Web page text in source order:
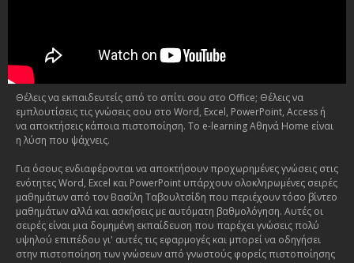
Θέλεις να εκπαιδευτείς από το σπίτι σου στο Office; Θέλεις να
εμπλουτίσεις τις γνώσεις σου στο Word, Excel, PowerPoint, Access ή
να αποκτήσεις κάποια πιστοποίηση. Το e-learning Αθηνά Home είναι
η λύση που ψάχνεις.
Για όσους ενδιαφέρονται να αποκτήσουν προχωρημένες γνώσεις στις
ενότητες Word, Excel και PowerPoint υπάρχουν ολοκληρωμένες σειρές
μαθημάτων από τον Βασίλη Ταβουλτσίδη που περιέχουν τόσο βίντεο
μαθημάτων αλλά και ασκήσεις με αυτόματη βαθμολόγηση. Αυτές οι
σειρές είναι μια δομημένη εκπαίδευση που παρέχει γνώσεις πολύ
υψηλού επιπέδου γι' αυτές τις εφαρμογές και μπορεί να οδηγήσει
στην πιστοποίηση των γνώσεων από γνωστούς φορείς πιστοποίησης